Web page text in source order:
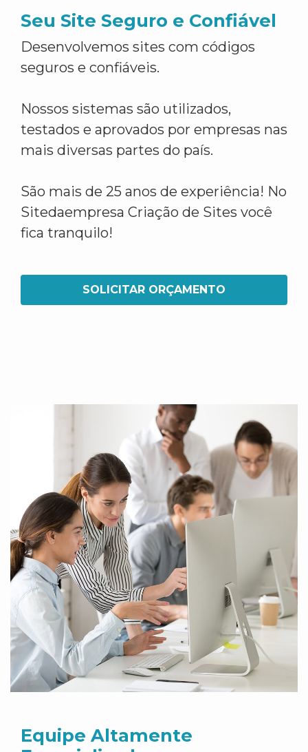
Seu Site Seguro e Confiável
Desenvolvemos sites com códigos
seguros e confiáveis.
Nossos sistemas são utilizados,
testados e aprovados por empresas nas
mais diversas partes do país.
São mais de 25 anos de experiência! No
Sitedaempresa Criação de Sites você
fica tranquilo!
SOLICITAR ORÇAMENTO
Equipe Altamente